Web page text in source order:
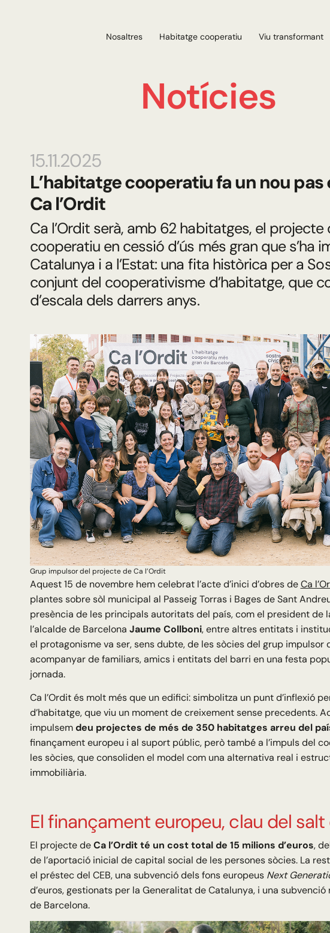
Nosaltres Habitatge cooperatiu Viu transformant
Notícies
15.11.2025
L’habitatge cooperatiu fa un nou
Ca l’Ordit
Ca l’Ordit serà, amb 62 habitatges, el projecte
cooperatiu en cessió d’ús més gran que s’ha
Catalunya i a l’Estat: una fita històrica per a
conjunt del cooperativisme d’habitatge, que
d’escala dels darrers anys.
Grup impulsor del projecte de Ca l’Ordit
Aquest 15 de novembre hem celebrat l’acte d’inici d’obres deCa
plantes sobre sòl municipal al Passeig Torras i Bages de Sant
presència de les principals autoritats del país, com el president de
l’alcalde de Barcelona Jaume Collboni, entre altres entitats i
el protagonisme va ser, sens dubte, de les sòcies del grup impulsor
acompanyar de familiars, amics i entitats del barri en una festa
jornada.
Ca l’Ordit és molt més que un edifici: simbolitza un punt d’inflexió
d’habitatge, que viu un moment de creixement sense precedents.
impulsemdeu projectes de més de 350 habitatges arreu del
finançament europeu i al suport públic, però també a l’impuls del
les sòcies, que consoliden el model com una alternativa real i
immobiliària.
El finançament europeu, clau del salt
El projecte deCa l’Ordit té un cost total de 15 milions d’euros,
de l’aportació inicial de capital social de les persones sòcies. La
el préstec del CEB, una subvenció dels fons europeus Next
d’euros, gestionats per la Generalitat de Catalunya, i una
de Barcelona.